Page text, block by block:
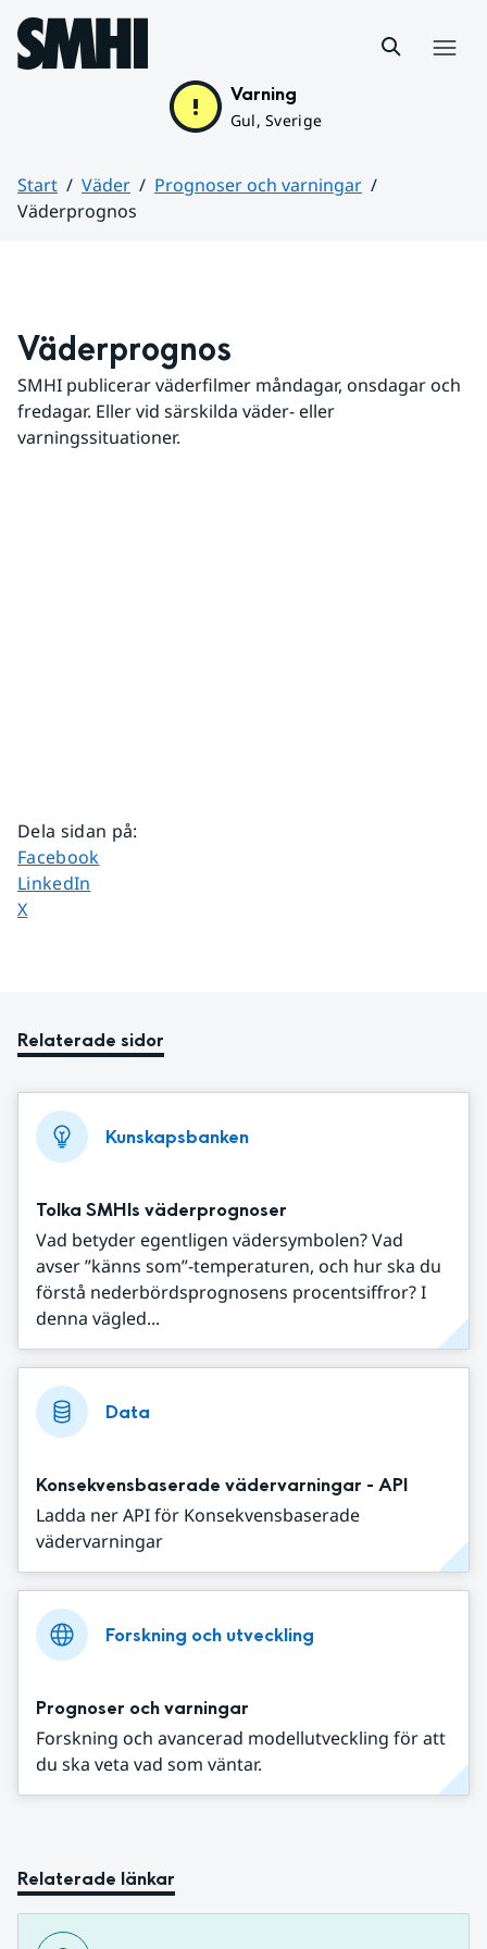
Hoppa till sidans innehåll
Varning
Gul, Sverige
Start Väder
Prognoser och varningar
Väderprognos
Väderprognos
SMHI publicerar väderfilmer måndagar, onsdagar och
fredagar. Eller vid särskilda väder- eller
varningssituationer.
Dela sidan på:
Dela sidan på
Facebook
Dela sidan på
LinkedIn
Dela sidan på
X
Relaterade sidor
Kunskapsbanken
Tolka SMHIs väderprognoser
Vad betyder egentligen vädersymbolen? Vad
avser ”känns som”-temperaturen, och hur ska du
förstå nederbördsprognosens procentsiffror? I
denna vägled...
Data
Konsekvensbaserade vädervarningar - API
Ladda ner API för Konsekvensbaserade
vädervarningar
Forskning och utveckling
Prognoser och varningar
Forskning och avancerad modellutveckling för att
du ska veta vad som väntar.
Relaterade länkar